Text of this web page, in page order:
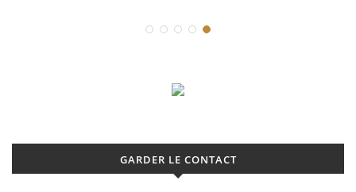
GARDER LE CONTACT